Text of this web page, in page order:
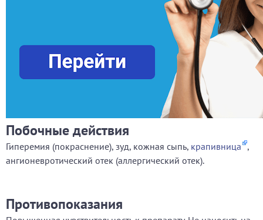
Побочные действия
Гиперемия (покраснение), зуд, кожная сыпь, крапивница ,
ангионевротический отек (аллергический отек).
Противопоказания